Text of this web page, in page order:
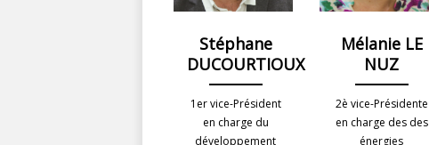
Stéphane
DUCOURTIOUX
1er vice-Président
en charge du
développement
Mélanie LE
NUZ
2è vice-Présidente
en charge des des
énergies